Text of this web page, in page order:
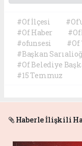
#Of İlçesi
#Of Haber
#ofunsesi
#Of
#Başkan
#Of Belediye
#15 Temmuz
Haberle İlişkili